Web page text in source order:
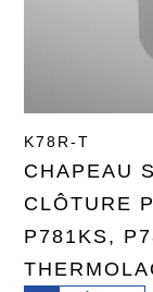
K78R-T
CHAPEAU
CLÔTURE
P781KS,